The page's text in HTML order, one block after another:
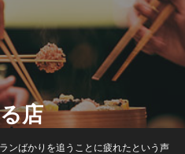
店
ンばかりを追うことに疲れたという声